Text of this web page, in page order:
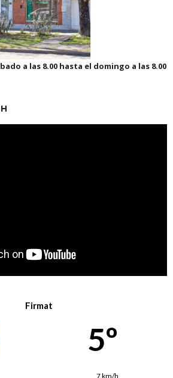
a las 8.00 hasta el domingo a las 8.00
Firmat
5º
7 km/h